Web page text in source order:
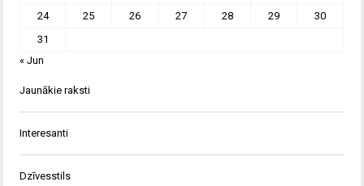
24
25 26 27 28 29
30
31
« Jun
Jaunākie raksti
Interesanti
Dzīvesstils